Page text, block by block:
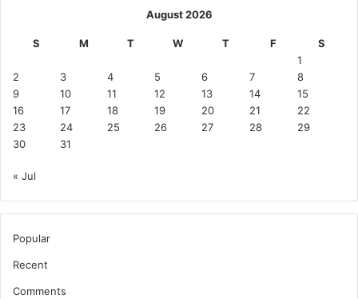
August 2026
S M T W T F
S
1
2
3 4 5 6 7
8
9
10 11 12 13 14
15
16
17 18 19 20 21
22
23
24 25 26 27 28
29
30
31
« Jul
Popular
Recent
Comments